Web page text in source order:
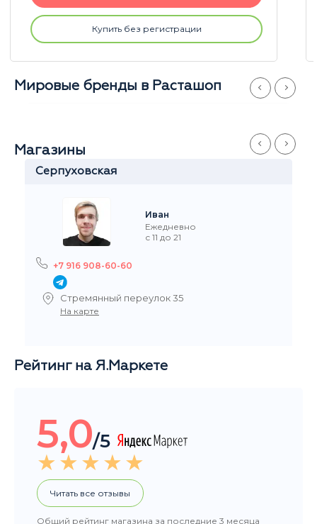
Купить без регистрации
Мировые бренды в Расташоп
Магазины
Кузьминки
Антон
Ежедневно
с 11 до 21
+7 915 329-60-60
Волгоградский пр-т 117к2
На карте
Рейтинг на Я.Маркете
5,0/5
Читать все отзывы
Общий рейтинг магазина за последние 3 месяца